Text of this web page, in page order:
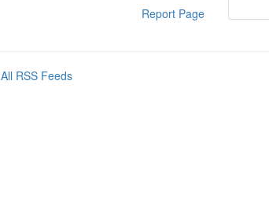
Report Page
All RSS Feeds